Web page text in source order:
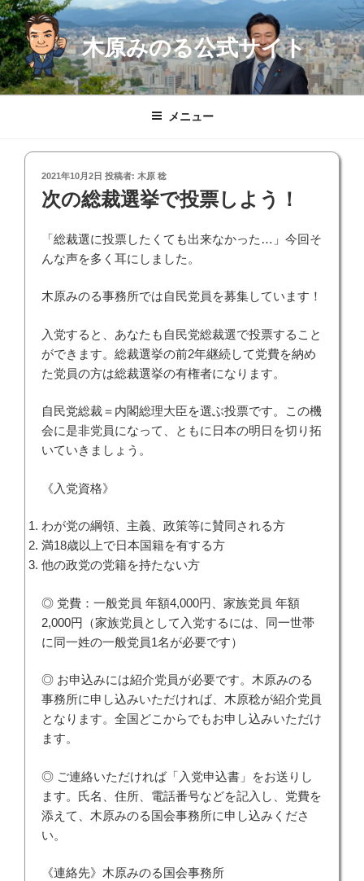
コ
ン
テ
ン
ツ
木原みのる公式サイト
メニュー
投
稿
日:
2021年10月2日 投稿者: 木原 稔
次の総裁選挙で投票しよう！
「総裁選に投票したくても出来なかった…」今回そ
んな声を多く耳にしました。
木原みのる事務所では自民党員を募集しています！
入党すると、あなたも自民党総裁選で投票すること
ができます。総裁選挙の前2年継続して党費を納め
た党員の方は総裁選挙の有権者になります。
自民党総裁＝内閣総理大臣を選ぶ投票です。この機
会に是非党員になって、ともに日本の明日を切り拓
いていきましょう。
《入党資格》
わが党の綱領、主義、政策等に賛同される方
満18歳以上で日本国籍を有する方
他の政党の党籍を持たない方
◎ 党費：一般党員 年額4,000円、家族党員 年額
2,000円（家族党員として入党するには、同一世帯
に同一姓の一般党員1名が必要です）
◎ お申込みには紹介党員が必要です。木原みのる
事務所に申し込みいただければ、木原稔が紹介党員
となります。全国どこからでもお申し込みいただけ
ます。
◎ ご連絡いただければ「入党申込書」をお送りし
ます。氏名、住所、電話番号などを記入し、党費を
添えて、木原みのる国会事務所に申し込みくださ
い。
《連絡先》木原みのる国会事務所